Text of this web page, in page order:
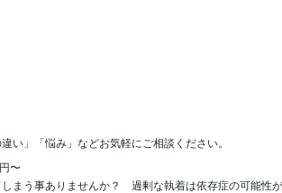
い」「悩み」などお気軽にご相談ください。
〜
まう事ありませんか？　過剰な執着は依存症の可能性